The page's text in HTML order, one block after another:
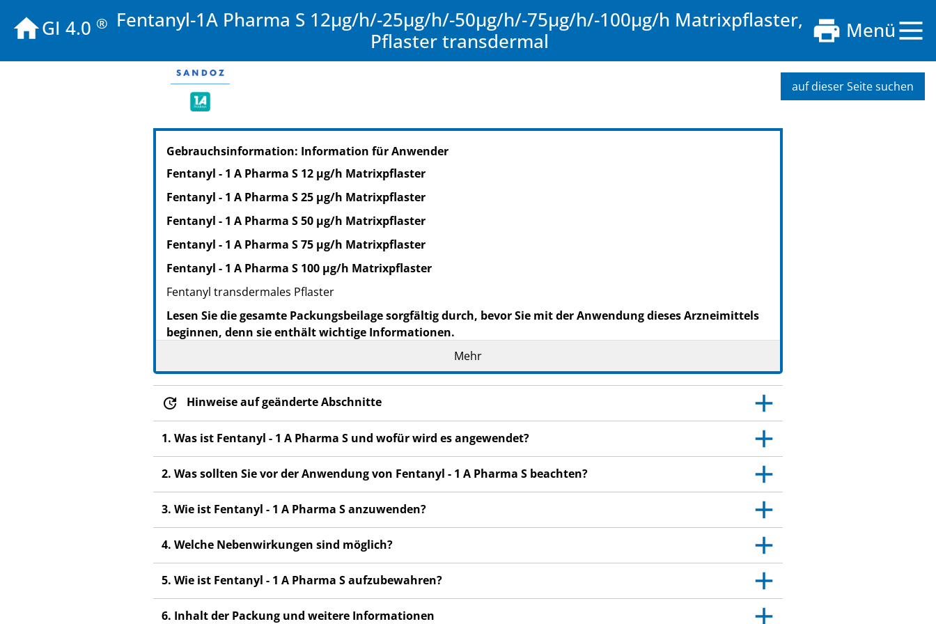
GI 4.0 ® Fentanyl-1A Pharma S 12µg/h/-25µg/h/-50µg/h/-75µg/h/-100µg/h Matrixpflaster,
Pflaster transdermal
Menü
auf dieser Seite suchen
PZN: 05368905
PPN: 110536890515
NTIN: 04150053689052
PZN: 05368928
PPN: 110536892868
NTIN: 04150053689281
PZN: 05368934
PPN: 110536893434
NTIN: 04150053689342
Gebrauchsinformation: Information für Anwender
Fentanyl - 1 A Pharma S 12 µg/h Matrixpflaster
Fentanyl - 1 A Pharma S 25 µg/h Matrixpflaster
Fentanyl - 1 A Pharma S 50 µg/h Matrixpflaster
Fentanyl - 1 A Pharma S 75 µg/h Matrixpflaster
Fentanyl - 1 A Pharma S 100 µg/h Matrixpflaster
Fentanyl transdermales Pflaster
Lesen Sie die gesamte Packungsbeilage sorgfältig durch, bevor Sie mit der Anwendung dieses Arzneimittels
beginnen, denn sie enthält wichtige Informationen.
Heben Sie die Packungsbeilage auf. Vielleicht möchten Sie diese später nochmals lesen.
Wenn Sie weitere Fragen haben, wenden Sie sich an Ihren Arzt, Apotheker oder das medizinische
Fachpersonal.
Dieses Arzneimittel wurde Ihnen persönlich (oder Ihrem Kind) verschrieben. Geben Sie es nicht an Dritte
weiter. Es kann anderen Menschen schaden, auch wenn diese die gleichen Beschwerden haben wie Sie.
Wenn Sie Nebenwirkungen bemerken, wenden Sie sich an Ihren Arzt, Apotheker oder das medizinische
Fachpersonal. Dies gilt auch für Nebenwirkungen, die nicht in dieser Packungsbeilage angegeben sind. Siehe
Mehr
Hinweise auf geänderte Abschnitte
1. Was ist Fentanyl - 1 A Pharma S und wofür wird es angewendet?
2. Was sollten Sie vor der Anwendung von Fentanyl - 1 A Pharma S beachten?
3. Wie ist Fentanyl - 1 A Pharma S anzuwenden?
4. Welche Nebenwirkungen sind möglich?
5. Wie ist Fentanyl - 1 A Pharma S aufzubewahren?
6. Inhalt der Packung und weitere Informationen